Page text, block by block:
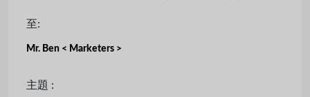
至:
Mr. Ben < Marketers >
主題 :